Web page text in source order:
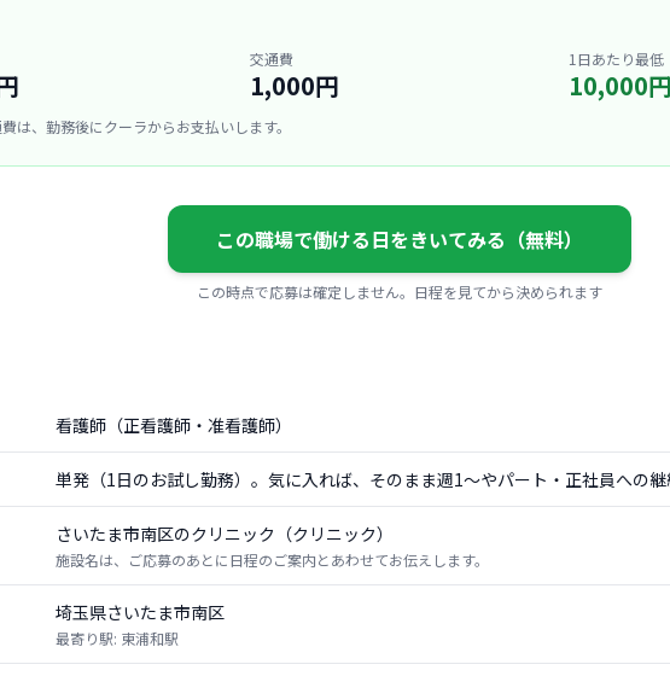
交通費
1,000円
1日あたり最低
10,000円
は、勤務後にクーラからお支払いします。
この職場で働ける日をきいてみる（無料）
この時点で応募は確定しません。日程を見てから決められます
看護師（正看護師・准看護師）
単発（1日のお試し勤務）。気に入れば、そのまま週1〜やパート・正社員への継
さいたま市南区のクリニック（クリニック）
施設名は、ご応募のあとに日程のご案内とあわせてお伝えします。
埼玉県さいたま市南区
最寄り駅: 東浦和駅